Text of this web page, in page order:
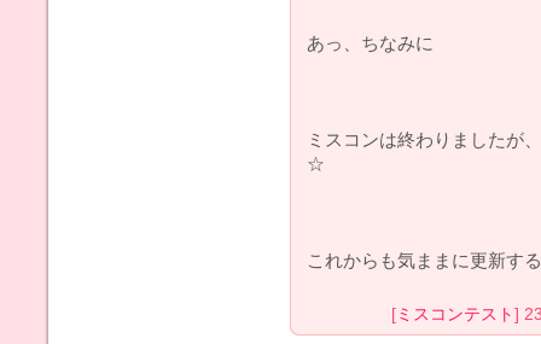
あっ、ちなみに
ミスコンは終わりましたが
☆
これからも気ままに更新す
[ ミスコンテスト ]